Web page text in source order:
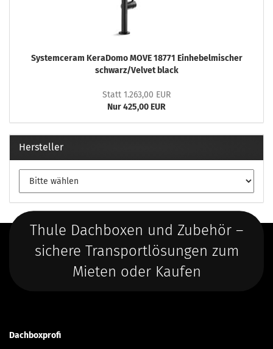
Systemceram KeraDomo MOVE 18771 Einhebelmischer
schwarz/Velvet black
Statt 1.263,00 EUR
Nur 425,00 EUR
Hersteller
Thule Dachboxen und Zubehör –
sichere Transportlösungen zum
Mieten oder Kaufen
Dachboxprofi